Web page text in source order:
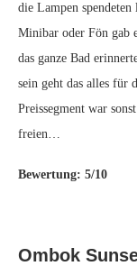
die Lampen
Minibar oder Fön gab
das ganze Bad
sein geht das alles für
Preissegment war
freien…
Bewertung: 5/10
Ombok